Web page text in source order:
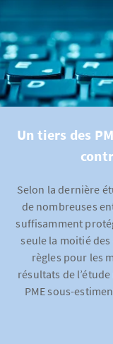
Un tiers des
Selon la dernière
de nombreuses
suffisamment
seule la moitié
règles pour les
résultats de
PME sous-